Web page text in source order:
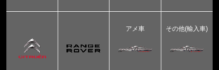
アメ車 その他(輸入車)